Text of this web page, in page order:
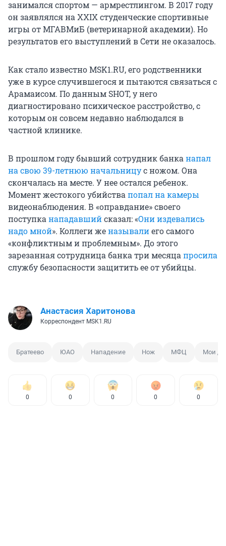
занимался спортом — армрестлингом. В 2017 году
он заявлялся на XXIX студенческие спортивные
игры от МГАВМиБ (ветеринарной академии). Но
результатов его выступлений в Сети не оказалось.
Как стало известно MSK1.RU, его родственники
уже в курсе случившегося и пытаются связаться с
Арамаисом. По данным SHOT, у него
диагностировано психическое расстройство, с
которым он совсем недавно наблюдался в
частной клинике.
В прошлом году бывший сотрудник банканапал
на свою 39-летнюю начальницус ножом. Она
скончалась на месте. У нее остался ребенок.
Момент жестокого убийствапопал на камеры
видеонаблюдения. В «оправдание» своего
поступканападавшийсказал: «Они издевались
надо мной». Коллеги женазывалиего самого
«конфликтным и проблемным». До этого
зарезанная сотрудница банка три месяцапросила
службу безопасности защитить ее от убийцы.
Анастасия Харитонова
Корреспондент MSK1.RU
Братеево ЮАО Нападение Нож МФЦ Мои
0 0 0 0 0